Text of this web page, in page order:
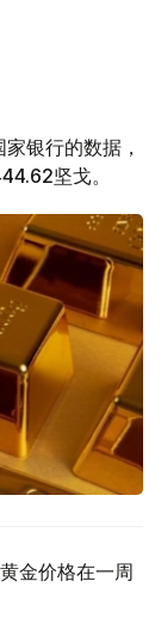
银行的数据，
坚戈。
金价格在一周